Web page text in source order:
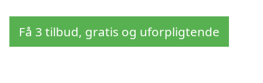
Få 3 tilbud, gratis og uforpligtende